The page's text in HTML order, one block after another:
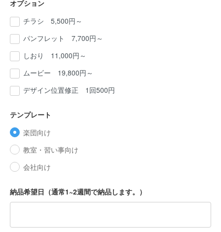
オプション
チラシ 5,500円～
パンフレット 7,700円～
しおり 11,000円～
ムービー 19,800円～
デザイン位置修正 1回500円
テンプレート
楽団向け
教室・習い事向け
会社向け
納品希望日（通常1~2週間で納品します。）